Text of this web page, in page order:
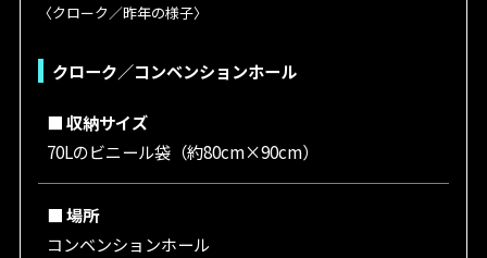
〈クローク／昨年の様子〉
クローク／コンベンションホール
■ 収納サイズ
70Lのビニール袋（約80cm×90cm）
■ 場所
コンベンションホール